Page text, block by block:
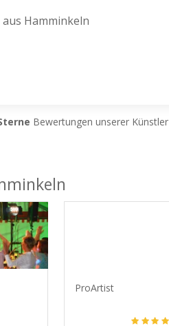
aus Hamminkeln
Bewertungen unserer Künstler
ProArtist